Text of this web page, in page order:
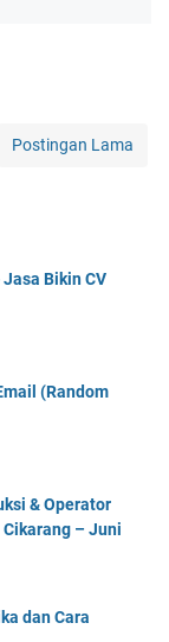
Postingan Lama
Bikin CV
(Random
& Operator
Cikarang – Juni
dan Cara